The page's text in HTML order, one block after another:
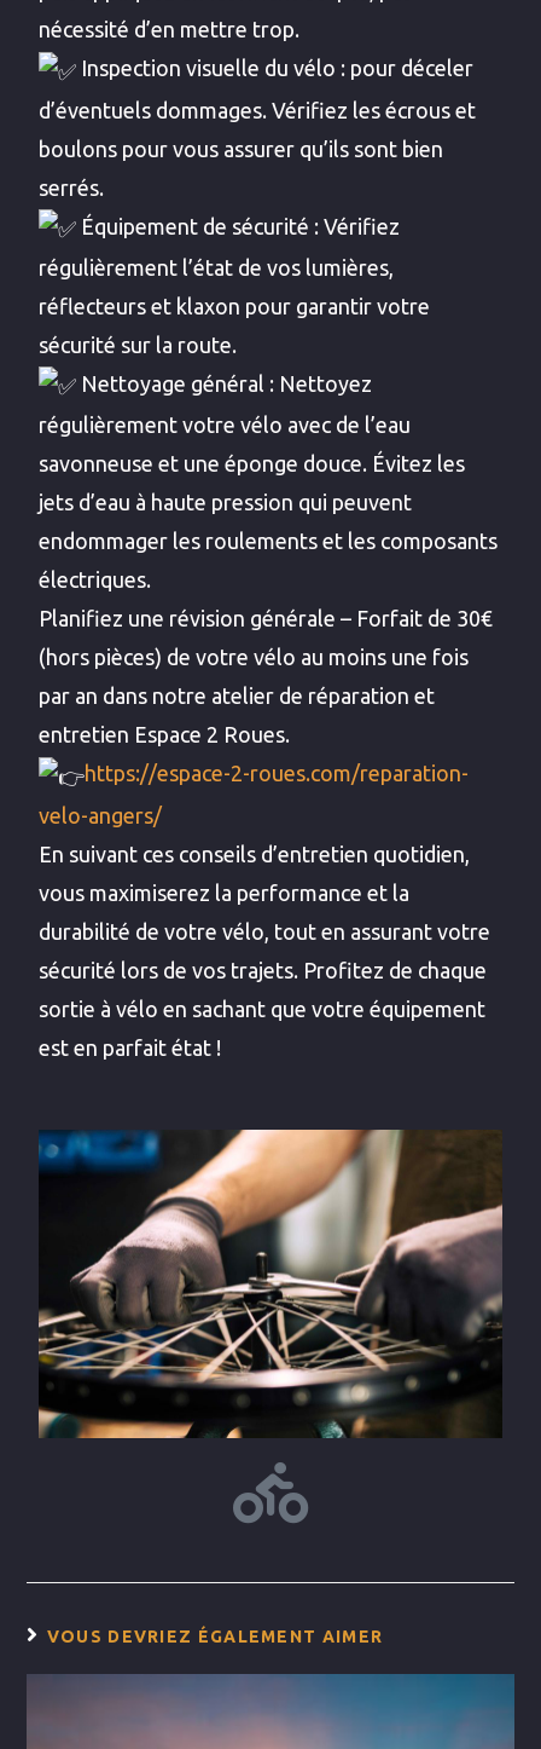
nécessité d’en mettre trop.
Inspection visuelle du vélo : pour déceler
d’éventuels dommages. Vérifiez les écrous et
boulons pour vous assurer qu’ils sont bien
serrés.
Équipement de sécurité : Vérifiez
régulièrement l’état de vos lumières,
réflecteurs et klaxon pour garantir votre
sécurité sur la route.
Nettoyage général : Nettoyez
régulièrement votre vélo avec de l’eau
savonneuse et une éponge douce. Évitez les
jets d’eau à haute pression qui peuvent
endommager les roulements et les composants
électriques.
Planifiez une révision générale – Forfait de 30€
(hors pièces) de votre vélo au moins une fois
par an dans notre atelier de réparation et
entretien Espace 2 Roues.
https://espace-2-roues.com/reparation-
velo-angers/
En suivant ces conseils d’entretien quotidien,
vous maximiserez la performance et la
durabilité de votre vélo, tout en assurant votre
sécurité lors de vos trajets. Profitez de chaque
sortie à vélo en sachant que votre équipement
est en parfait état !
VOUS DEVRIEZ ÉGALEMENT AIMER